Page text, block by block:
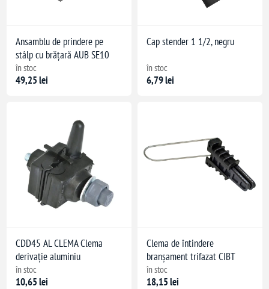
Ansamblu de prindere pe
stâlp cu brățară AUB SE10
în stoc
49,25 lei
Cap stender 1 1/2, negru
în stoc
6,79 lei
CDD45 AL CLEMA Clema
derivație aluminiu
în stoc
10,65 lei
Clema de întindere
branșament trifazat CIBT
în stoc
18,15 lei